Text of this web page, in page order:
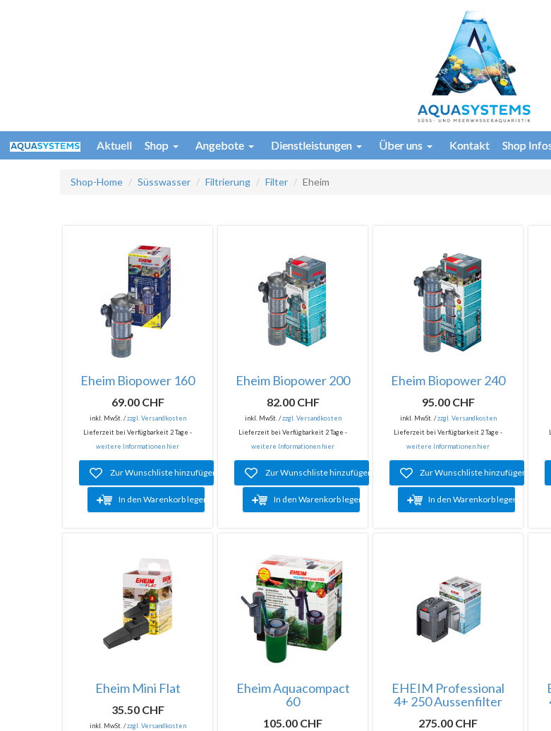
Aktuell Shop Angebote Dienstleistungen Über uns Kontakt Shop
Shop-Home Süsswasser Filtrierung Filter Eheim
Eheim Biopower 160
69.00 CHF
inkl. MwSt. /zzgl. Versandkosten
Lieferzeit bei Verfügbarkeit 2 Tage -
weitere Informationen hier
Zur Wunschliste hinzufügen
In den Warenkorb legen
Eheim Biopower 200
82.00 CHF
inkl. MwSt. /zzgl. Versandkosten
Lieferzeit bei Verfügbarkeit 2 Tage -
weitere Informationen hier
Zur Wunschliste hinzufügen
In den Warenkorb legen
Eheim Biopower 240
95.00 CHF
inkl. MwSt. /zzgl. Versandkosten
Lieferzeit bei Verfügbarkeit 2 Tage -
weitere Informationen hier
Zur Wunschliste hinzufügen
In den Warenkorb legen
Eheim Mini Flat
35.50 CHF
inkl. MwSt. /zzgl. Versandkosten
Eheim Aquacompact
60
105.00 CHF
EHEIM Professional
4+ 250 Aussenfilter
275.00 CHF